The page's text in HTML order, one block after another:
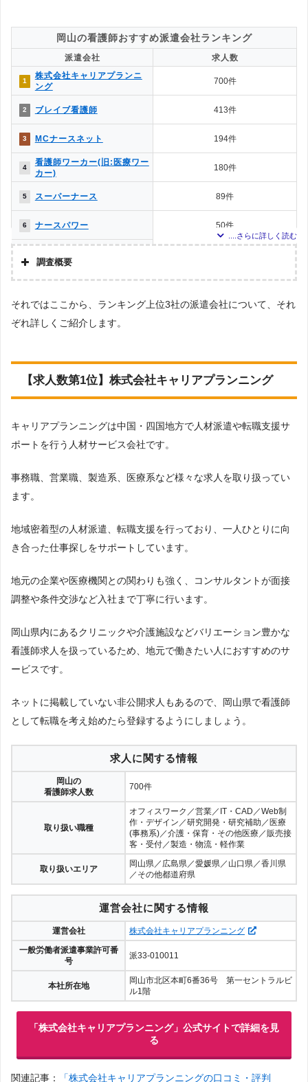
岡山の看護師おすすめ派遣会社ランキング
派遣会社 求人数
1
株式会社キャリアプランニ
ング
700件
2 ブレイブ看護師 413件
3 MCナースネット 194件
4
看護師ワーカー(旧:医療ワー
カー)
180件
5 スーパーナース 89件
6 ナースパワー 50件
8
スタッフサービス・メディ
35件
キャリアスマイル派遣 19件
11 アポプラス保健師・看護師 1件
11 パソナ 1件
調査概要
株式会社アドバンスフロー
調査対象とした派遣会社について
索キーワードで掲載されていた派遣会社を対象としています。
うち調査対象エリアにおいて、エリア対象外や調査時の公開求人数が0件の派
遣会社を除いてランキング化しています。
上記で調査対象とした派遣会社がWEBサイトで公開している求人のうち、「地
2023年1月調査
それではここから、ランキング上位3社の派遣会社について、それ
ぞれ詳しくご紹介します。
【求人数第1位】株式会社キャリアプランニング
キャリアプランニングは中国・四国地方で人材派遣や転職支援サ
ポートを行う人材サービス会社です。
事務職、営業職、製造系、医療系など様々な求人を取り扱ってい
ます。
地域密着型の人材派遣、転職支援を行っており、一人ひとりに向
き合った仕事探しをサポートしています。
地元の企業や医療機関との関わりも強く、コンサルタントが面接
調整や条件交渉など入社まで丁寧に行います。
岡山県内にあるクリニックや介護施設などバリエーション豊かな
看護師求人を扱っているため、地元で働きたい人におすすめのサ
ービスです。
ネットに掲載していない非公開求人もあるので、岡山県で看護師
として転職を考え始めたら登録するようにしましょう。
求人に関する情報
岡山の
看護師求人数
700件
取り扱い職種
オフィスワーク／営業／IT・CAD／Web制
作・デザイン／研究開発・研究補助／医療
(事務系)／介護・保育・その他医療／販売接
客・受付／製造・物流・軽作業
取り扱いエリア
岡山県／広島県／愛媛県／山口県／香川県
／その他都道府県
運営会社に関する情報
運営会社
株式会社キャリアプランニング
一般労働者派遣事業許可番
号
派33-010011
本社所在地
岡山市北区本町6番36号 第一セントラルビ
ル1階
「株式会社キャリアプランニング」公式サイトで詳細を見
る
関連記事： 「株式会社キャリアプランニングの口コミ・評判